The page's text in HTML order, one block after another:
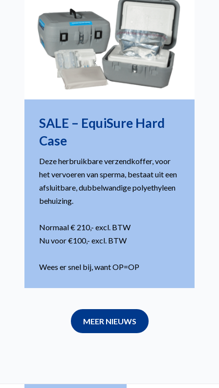
SALE – EquiSure Hard
Case
Deze herbruikbare verzendkoffer, voor
het vervoeren van sperma, bestaat uit een
afsluitbare, dubbelwandige polyethyleen
behuizing.
Normaal € 210,- excl. BTW
Nu voor €100,- excl. BTW
Wees er snel bij, want OP=OP
MEER NIEUWS